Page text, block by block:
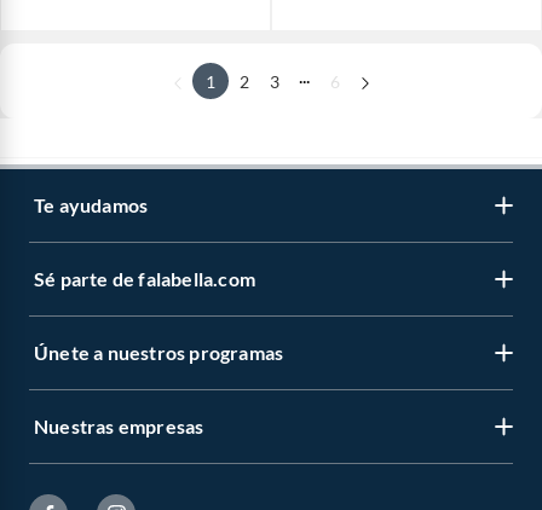
1 2 3 ... 6
Te ayudamos
Sé parte de falabella.com
Únete a nuestros programas
Nuestras empresas